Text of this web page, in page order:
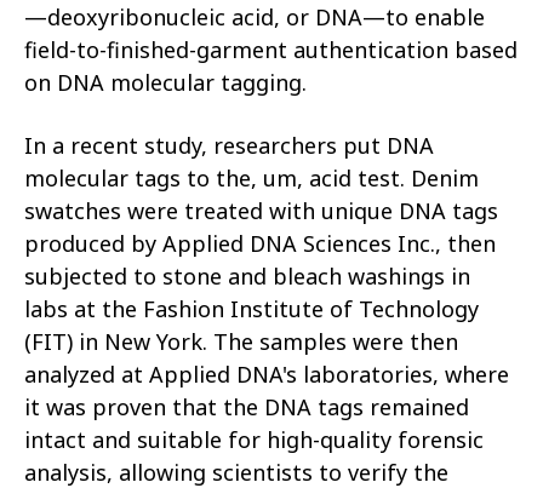
—deoxyribonucleic acid, or DNA—to enable
field-to-finished-garment authentication based
on DNA molecular tagging.
In a recent study, researchers put DNA
molecular tags to the, um, acid test. Denim
swatches were treated with unique DNA tags
produced by Applied DNA Sciences Inc., then
subjected to stone and bleach washings in
labs at the Fashion Institute of Technology
(FIT) in New York. The samples were then
analyzed at Applied DNA's laboratories, where
it was proven that the DNA tags remained
intact and suitable for high-quality forensic
analysis, allowing scientists to verify the